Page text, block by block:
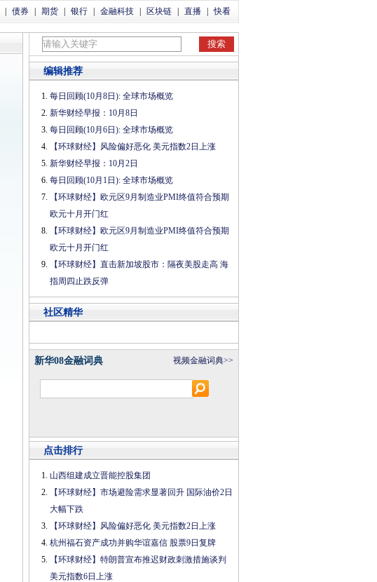
债券 期货 银行 金融科技 区块链 直播 快看
编辑推荐
每日回顾(10月8日): 全球市场概览
新华财经早报：10月8日
每日回顾(10月6日): 全球市场概览
【环球财经】风险偏好恶化 美元指数2日上涨
新华财经早报：10月2日
每日回顾(10月1日): 全球市场概览
【环球财经】欧元区9月制造业PMI终值符合预期
欧元十月开门红
【环球财经】欧元区9月制造业PMI终值符合预期
欧元十月开门红
【环球财经】直击新加坡股市：隔夜美股走高 海
指周四止跌反弹
社区精华
新华08金融词典 视频金融词典>>
点击排行
山西组建成立晋能控股集团
【环球财经】市场避险需求显著回升 国际油价2日
大幅下跌
【环球财经】风险偏好恶化 美元指数2日上涨
杭州福石资产成功并购华谊嘉信 股票9日复牌
【环球财经】特朗普宣布推迟财政刺激措施谈判
美元指数6日上涨